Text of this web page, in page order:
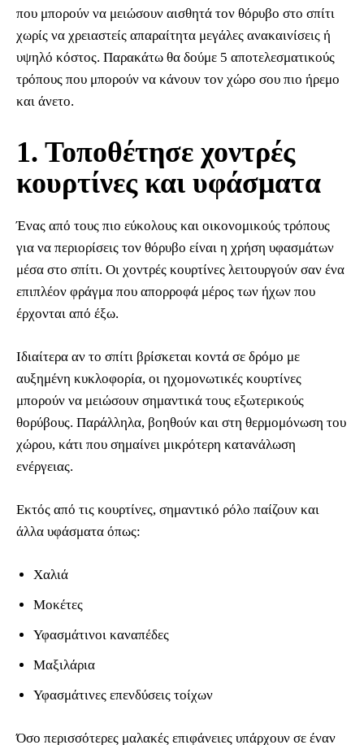
που μπορούν να μειώσουν αισθητά τον θόρυβο στο σπίτι
χωρίς να χρειαστείς απαραίτητα μεγάλες ανακαινίσεις ή
υψηλό κόστος. Παρακάτω θα δούμε 5 αποτελεσματικούς
τρόπους που μπορούν να κάνουν τον χώρο σου πιο ήρεμο
και άνετο.
1. Τοποθέτησε χοντρές
κουρτίνες και υφάσματα
Ένας από τους πιο εύκολους και οικονομικούς τρόπους
για να περιορίσεις τον θόρυβο είναι η χρήση υφασμάτων
μέσα στο σπίτι. Οι χοντρές κουρτίνες λειτουργούν σαν ένα
επιπλέον φράγμα που απορροφά μέρος των ήχων που
έρχονται από έξω.
Ιδιαίτερα αν το σπίτι βρίσκεται κοντά σε δρόμο με
αυξημένη κυκλοφορία, οι ηχομονωτικές κουρτίνες
μπορούν να μειώσουν σημαντικά τους εξωτερικούς
θορύβους. Παράλληλα, βοηθούν και στη θερμομόνωση του
χώρου, κάτι που σημαίνει μικρότερη κατανάλωση
ενέργειας.
Εκτός από τις κουρτίνες, σημαντικό ρόλο παίζουν και
άλλα υφάσματα όπως:
Χαλιά
Μοκέτες
Υφασμάτινοι καναπέδες
Μαξιλάρια
Υφασμάτινες επενδύσεις τοίχων
Όσο περισσότερες μαλακές επιφάνειες υπάρχουν σε έναν